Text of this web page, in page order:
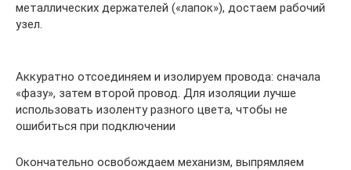
металлических держателей («лапок»), достаем рабочий
узел.
Аккуратно отсоединяем и изолируем провода: сначала
«фазу», затем второй провод. Для изоляции лучше
использовать изоленту разного цвета, чтобы не
ошибиться при подключении
Окончательно освобождаем механизм, выпрямляем